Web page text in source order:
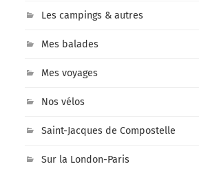
Les campings & autres
Mes balades
Mes voyages
Nos vélos
Saint-Jacques de Compostelle
Sur la London-Paris